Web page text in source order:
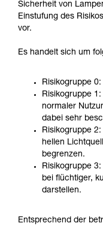
Sicherheit von
Einstufung des
vor.
Es handelt sich um
Risikogruppe
Risikogruppe
normaler
dabei sehr
Risikogruppe
hellen
begrenzen.
Risikogruppe
bei flüchtiger,
darstellen.
Entsprechend der